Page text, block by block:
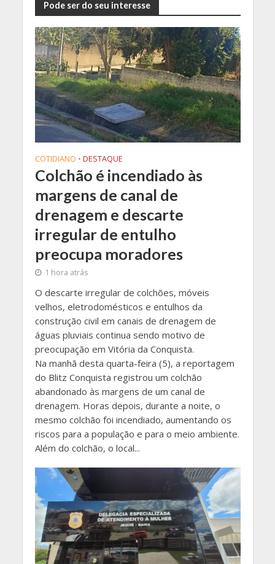
Pode ser do seu interesse
COTIDIANO • DESTAQUE
Colchão é incendiado às
margens de canal de
drenagem e descarte
irregular de entulho
preocupa moradores
1 hora atrás
O descarte irregular de colchões, móveis
velhos, eletrodomésticos e entulhos da
construção civil em canais de drenagem de
águas pluviais continua sendo motivo de
preocupação em Vitória da Conquista.
Na manhã desta quarta-feira (5), a reportagem
do Blitz Conquista registrou um colchão
abandonado às margens de um canal de
drenagem. Horas depois, durante a noite, o
mesmo colchão foi incendiado, aumentando os
riscos para a população e para o meio ambiente.
Além do colchão, o local...